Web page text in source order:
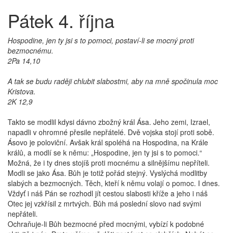
Pátek 4. října
Hospodine, jen ty jsi s to pomoci, postaví-li se mocný proti
bezmocnému.
2Pa 14,10
A tak se budu raději chlubit slabostmi, aby na mně spočinula moc
Kristova.
2K 12,9
Takto se modlil kdysi dávno zbožný král Ása. Jeho zemi, Izrael,
napadli v ohromné přesile nepřátelé. Dvě vojska stojí proti sobě.
Ásovo je poloviční. Avšak král spoléhá na Hospodina, na Krále
králů, a modlí se k němu: „Hospodine, jen ty jsi s to pomoci.“
Možná, že i ty dnes stojíš proti mocnému a silnějšímu nepříteli.
Modli se jako Ása. Bůh je totiž pořád stejný. Vyslýchá modlitby
slabých a bezmocných. Těch, kteří k němu volají o pomoc. I dnes.
Vždyť i náš Pán se rozhodl jít cestou slabosti kříže a jeho i náš
Otec jej vzkřísil z mrtvých. Bůh má poslední slovo nad svými
nepřáteli.
Ochraňuje-li Bůh bezmocné před mocnými, vybízí k podobné